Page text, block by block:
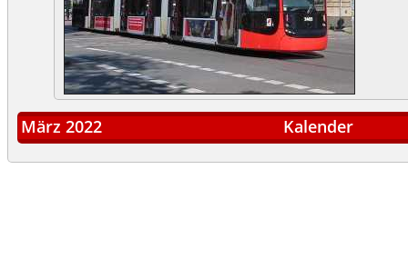
März 2022 Kalender